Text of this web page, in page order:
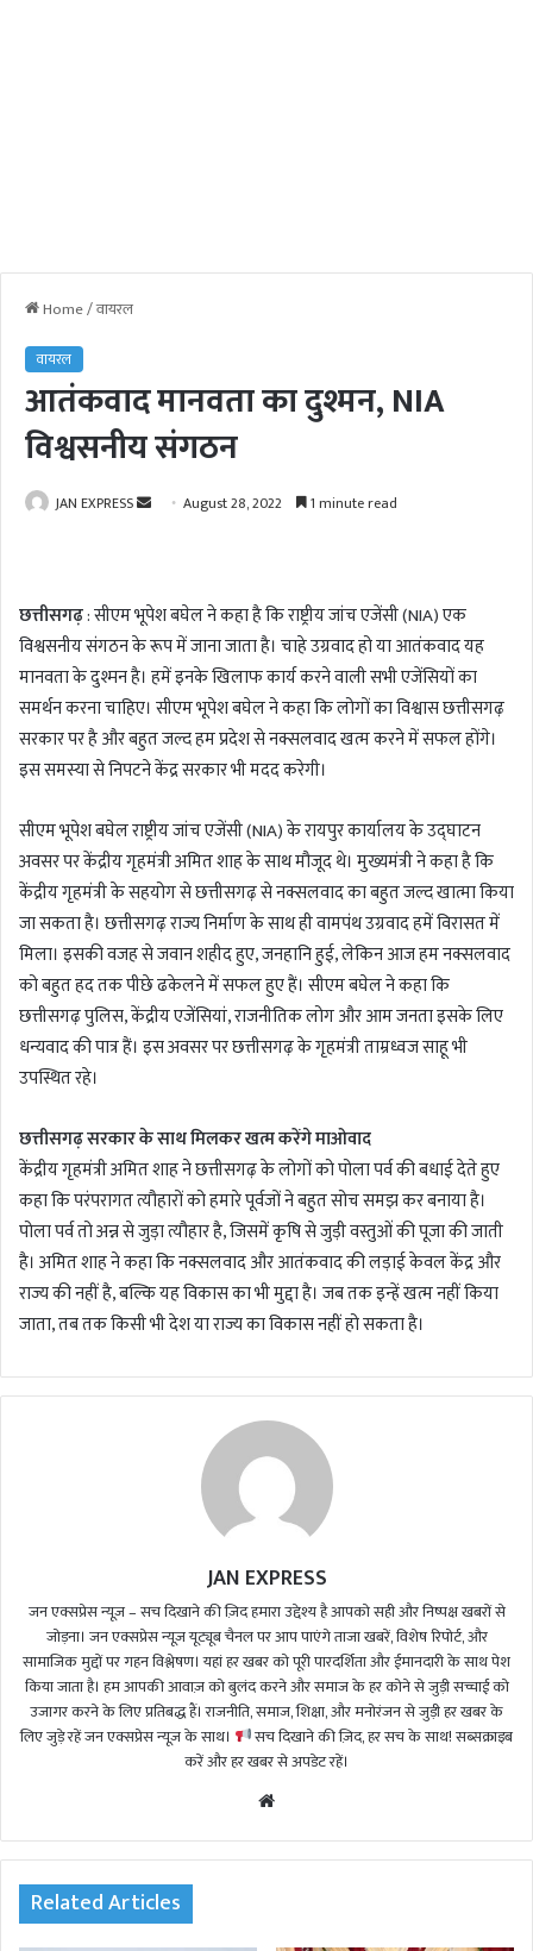
Home/वायरल
वायरल
आतंकवाद मानवता का दुश्मन, NIA
विश्वसनीय संगठन
JAN EXPRESS
a
n
e
m
a
August 28, 2022 1 minute read
छत्तीसगढ़: सीएम भूपेश बघेल ने कहा है कि राष्ट्रीय जांच एजेंसी (NIA) एक
विश्वसनीय संगठन के रूप में जाना जाता है। चाहे उग्रवाद हो या आतंकवाद यह
मानवता के दुश्मन है। हमें इनके खिलाफ कार्य करने वाली सभी एजेंसियों का
समर्थन करना चाहिए। सीएम भूपेश बघेल ने कहा कि लोगों का विश्वास छत्तीसगढ़
सरकार पर है और बहुत जल्द हम प्रदेश से नक्सलवाद खत्म करने में सफल होंगे।
इस समस्या से निपटने केंद्र सरकार भी मदद करेगी।
सीएम भूपेश बघेल राष्ट्रीय जांच एजेंसी (NIA) के रायपुर कार्यालय के उद्घाटन
अवसर पर केंद्रीय गृहमंत्री अमित शाह के साथ मौजूद थे। मुख्यमंत्री ने कहा है कि
केंद्रीय गृहमंत्री के सहयोग से छत्तीसगढ़ से नक्सलवाद का बहुत जल्द खात्मा किया
जा सकता है। छत्तीसगढ़ राज्य निर्माण के साथ ही वामपंथ उग्रवाद हमें विरासत में
मिला। इसकी वजह से जवान शहीद हुए, जनहानि हुई, लेकिन आज हम नक्सलवाद
को बहुत हद तक पीछे ढकेलने में सफल हुए हैं। सीएम बघेल ने कहा कि
छत्तीसगढ़ पुलिस, केंद्रीय एजेंसियां, राजनीतिक लोग और आम जनता इसके लिए
धन्यवाद की पात्र हैं। इस अवसर पर छत्तीसगढ़ के गृहमंत्री ताम्रध्वज साहू भी
उपस्थित रहे।
छत्तीसगढ़ सरकार के साथ मिलकर खत्म करेंगे माओवाद
केंद्रीय गृहमंत्री अमित शाह ने छत्तीसगढ़ के लोगों को पोला पर्व की बधाई देते हुए
कहा कि परंपरागत त्यौहारों को हमारे पूर्वजों ने बहुत सोच समझ कर बनाया है।
पोला पर्व तो अन्न से जुड़ा त्यौहार है, जिसमें कृषि से जुड़ी वस्तुओं की पूजा की जाती
है। अमित शाह ने कहा कि नक्सलवाद और आतंकवाद की लड़ाई केवल केंद्र और
राज्य की नहीं है, बल्कि यह विकास का भी मुद्दा है। जब तक इन्हें खत्म नहीं किया
जाता, तब तक किसी भी देश या राज्य का विकास नहीं हो सकता है।
JAN EXPRESS
जन एक्सप्रेस न्यूज़ – सच दिखाने की ज़िद हमारा उद्देश्य है आपको सही और निष्पक्ष खबरों से
जोड़ना। जन एक्सप्रेस न्यूज़ यूट्यूब चैनल पर आप पाएंगे ताजा खबरें, विशेष रिपोर्ट, और
सामाजिक मुद्दों पर गहन विश्लेषण। यहां हर खबर को पूरी पारदर्शिता और ईमानदारी के साथ पेश
किया जाता है। हम आपकी आवाज़ को बुलंद करने और समाज के हर कोने से जुड़ी सच्चाई को
उजागर करने के लिए प्रतिबद्ध हैं। राजनीति, समाज, शिक्षा, और मनोरंजन से जुड़ी हर खबर के
लिए जुड़े रहें जन एक्सप्रेस न्यूज़ के साथ।
सच दिखाने की ज़िद, हर सच के साथ! सब्सक्राइब
करें और हर खबर से अपडेट रहें।
te
Related Articles